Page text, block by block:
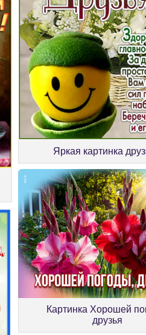
Яркая картинка
Картинка Хорошей
друзья